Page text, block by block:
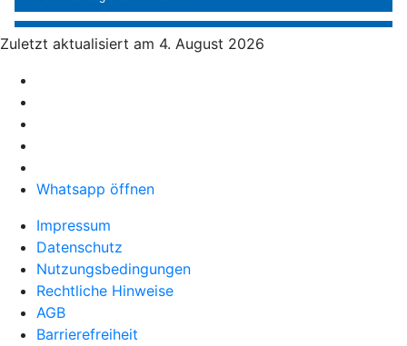
Zuletzt aktualisiert am 4. August 2026
Whatsapp öffnen
Impressum
Datenschutz
Nutzungsbedingungen
Rechtliche Hinweise
AGB
Barrierefreiheit